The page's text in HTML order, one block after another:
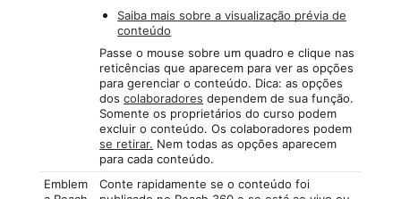
Saiba mais sobre a visualização prévia de
conteúdo
Passe o mouse sobre um quadro e clique nas
reticências que aparecem para ver as opções
para gerenciar o conteúdo. Dica: as opções
doscolaboradores dependem de sua função.
Somente os proprietários do curso podem
excluir o conteúdo. Os colaboradores podem
se retirar. Nem todas as opções aparecem
para cada conteúdo.
Emblem
Conte rapidamente se o conteúdo foi